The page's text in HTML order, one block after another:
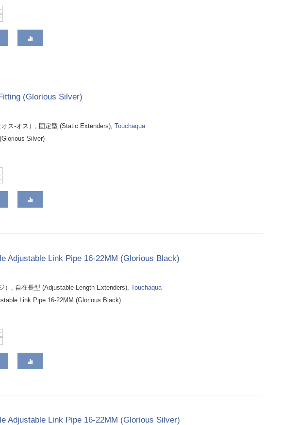
(Glorious Silver)
オス-オス）, 固定型 (Static Extenders),Touchaqua
Silver)
Adjustable Link Pipe 16-22MM (Glorious Black)
）, 自在長型 (Adjustable Length Extenders),Touchaqua
Link Pipe 16-22MM (Glorious Black)
Adjustable Link Pipe 16-22MM (Glorious Silver)